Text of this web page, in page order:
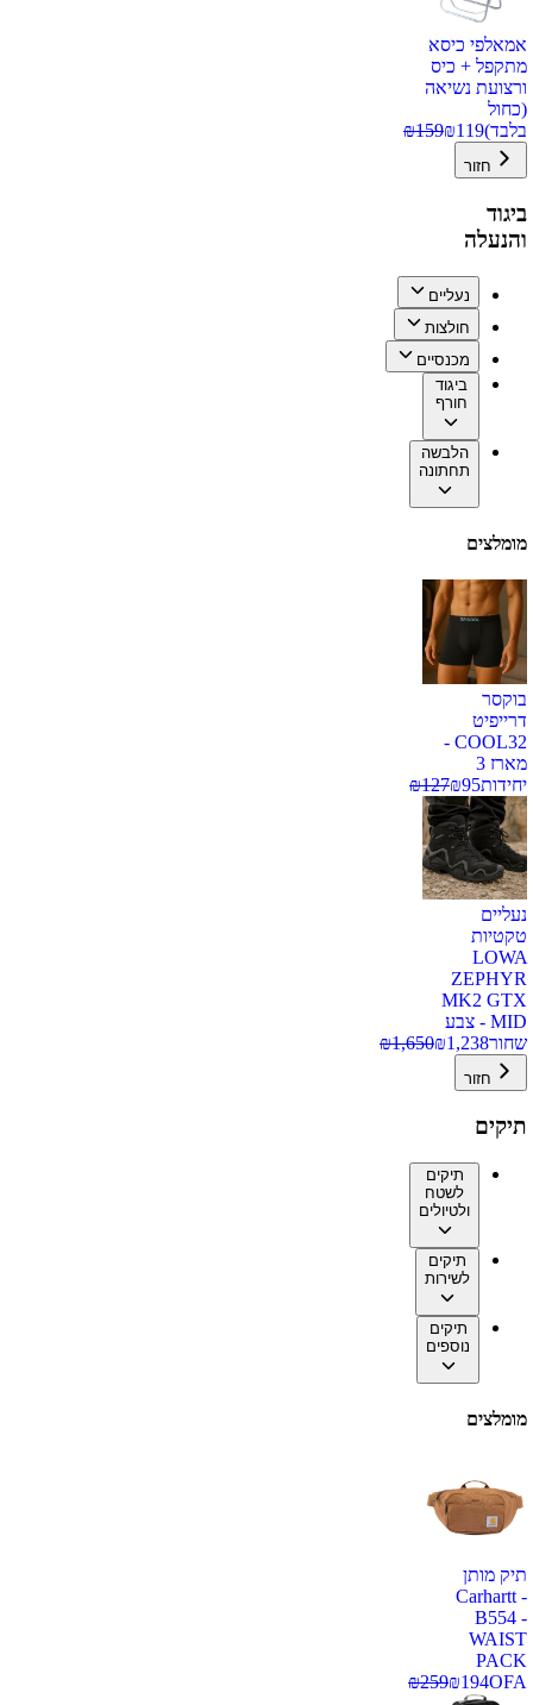
אמאלפי כיסא
מתקפל + כיס
ורצועת נשיאה
(כחול
בלבד)
₪119
₪159
חזור
ביגוד
והנעלה
נעליים
חולצות
מכנסיים
ביגוד
חורף
הלבשה
תחתונה
מומלצים
בוקסר
דרייפיט
COOL32 -
מארז 3
יחידות
₪95
₪127
נעליים
טקטיות
LOWA
ZEPHYR
MK2 GTX
MID - צבע
שחור
₪1,238
₪1,650
חזור
תיקים
תיקים
לשטח
ולטיולים
תיקים
לשירות
תיקים
נוספים
מומלצים
תיק מותן
Carhartt -
B554 -
WAIST
PACK
OFA
₪194
₪259